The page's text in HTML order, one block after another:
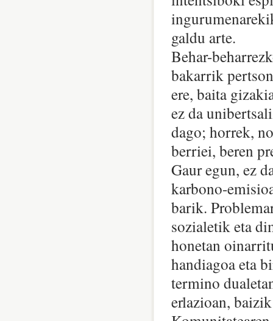
galdu arte.
Behar-
bakarrik
ere, baita
ez da
dago; horrek,
berriei, beren
Gaur egun, ez
karbono-
barik.
sozialetik eta
honetan
handiagoa eta
termino
erlazioan,